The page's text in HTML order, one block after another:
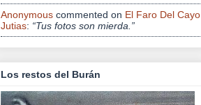
Anonymous commented on El Faro Del Cayo
Jutias: “Tus fotos son mierda.”
Los restos del Burán